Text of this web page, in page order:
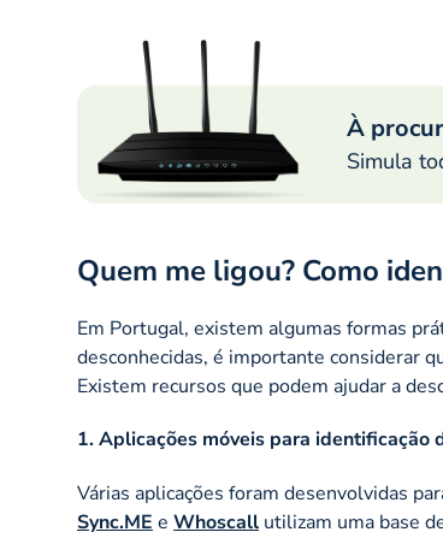
À
Simula
Quem me ligou? Como
Em Portugal, existem algumas formas
desconhecidas, é importante considerar
Existem recursos que podem ajudar a
1. Aplicações móveis para identificação
Várias aplicações foram desenvolvidas
Sync.ME e Whoscall utilizam uma base